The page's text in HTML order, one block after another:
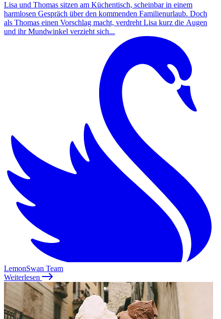
Lisa und Thomas sitzen am Küchentisch, scheinbar in einem
harmlosen Gespräch über den kommenden Familienurlaub. Doch
als Thomas einen Vorschlag macht, verdreht Lisa kurz die Augen
und ihr Mundwinkel verzieht sich...
LemonSwan Team
Weiterlesen